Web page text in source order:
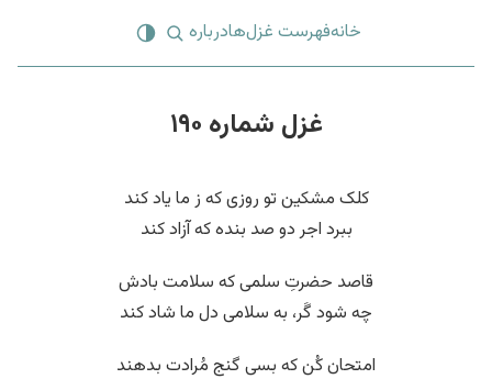
خانهفهرست غزل‌هادرباره
غزل شماره ۱۹۰
کلک مشکین تو روزی که ز ما یاد کند
ببرد اجر دو صد بنده که آزاد کند
قاصد حضرتِ سلمی که سلامت بادش
چه شود گَر، به سلامی دل ما شاد کند
امتحان کُن که بسی گنج مُرادت بدهند